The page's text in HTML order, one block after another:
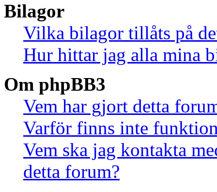
Bilagor
Vilka bilagor tillåts på
Hur hittar jag alla mina
Om phpBB3
Vem har gjort detta
Varför finns inte
Vem ska jag kontakta
detta forum?